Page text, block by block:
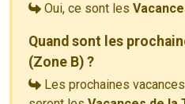
Oui, ce sont les
Quand sont les
(Zone B) ?
Les prochaines